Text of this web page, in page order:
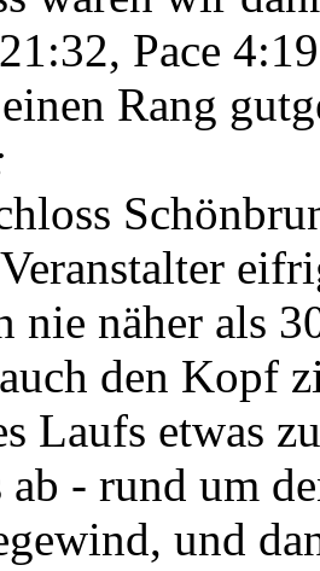
Pace
Rang
nie näher als
den Kopf
Laufs etwas
ab - rund um
und